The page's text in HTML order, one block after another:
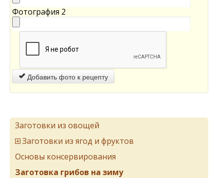
Фотография 2
Добавить фото к рецепту
Заготовки из овощей
Заготовки из ягод и фруктов
Основы консервирования
Заготовка грибов на зиму